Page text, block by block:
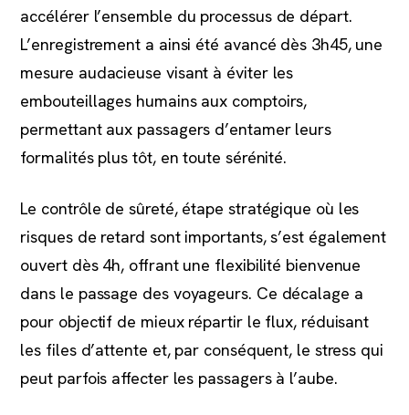
accélérer l’ensemble du processus de départ.
L’enregistrement a ainsi été avancé dès 3h45, une
mesure audacieuse visant à éviter les
embouteillages humains aux comptoirs,
permettant aux passagers d’entamer leurs
formalités plus tôt, en toute sérénité.
Le contrôle de sûreté, étape stratégique où les
risques de retard sont importants, s’est également
ouvert dès 4h, offrant une flexibilité bienvenue
dans le passage des voyageurs. Ce décalage a
pour objectif de mieux répartir le flux, réduisant
les files d’attente et, par conséquent, le stress qui
peut parfois affecter les passagers à l’aube.